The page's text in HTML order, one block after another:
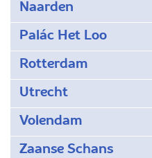
Naarden
Palác Het Loo
Rotterdam
Utrecht
Volendam
Zaanse Schans